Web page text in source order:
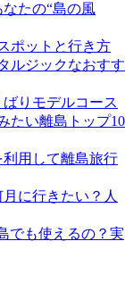
なたの“島の風
ポットと行き方
ルジックなおすす
りモデルコース
たい離島トップ10
利用して離島旅行
に行きたい？人
でも使えるの？実